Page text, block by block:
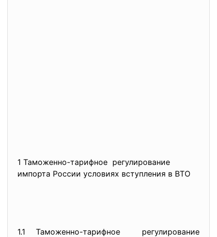
1 Таможенно-тарифное регулирование
импорта России условиях вступления в ВТО
1.1 Таможенно-тарифное регулирование